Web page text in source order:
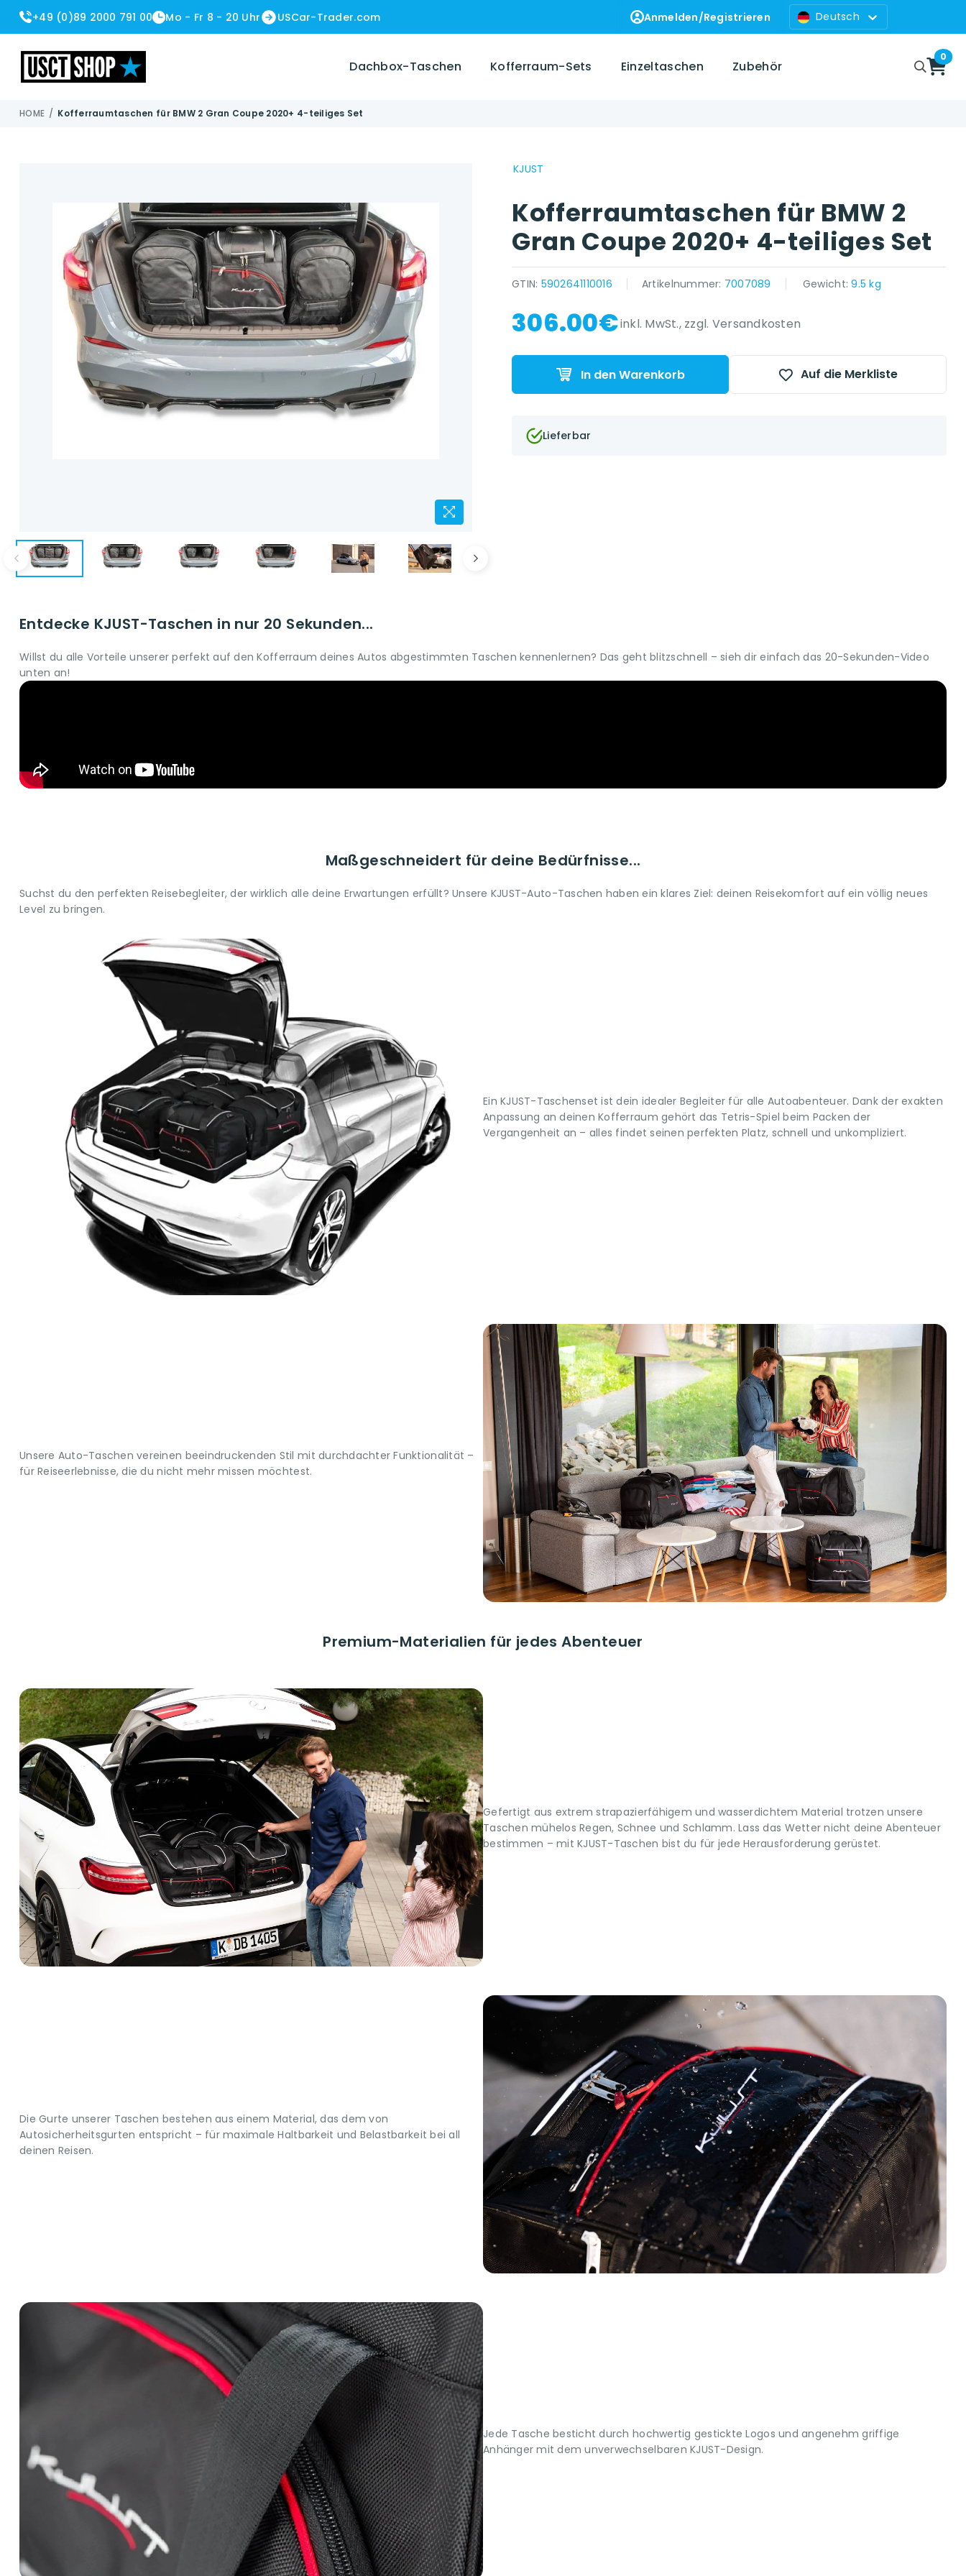
+49 (0)89 2000 791 00 Mo - Fr 8 - 20 Uhr USCar-Trader.com Anmelden/Registrieren Deutsch
Dachbox-Taschen Kofferraum-Sets Einzeltaschen Zubehör
0
HOME / Kofferraumtaschen für BMW 2 Gran Coupe 2020+ 4-teiliges Set
KJUST
Kofferraumtaschen für BMW 2
Gran Coupe 2020+ 4-teiliges Set
GTIN: 5902641110016 Artikelnummer: 7007089 Gewicht:9.5 kg
{{ name }} auf {{ platform }}
306.00€inkl. MwSt., zzgl. Versandkosten
In den Warenkorb Auf die Merkliste
Lieferbar
Entdecke KJUST-Taschen in nur 20 Sekunden...
Willst du alle Vorteile unserer perfekt auf den Kofferraum deines Autos abgestimmten Taschen kennenlernen? Das geht blitzschnell – sieh dir einfach das 20-Sekunden-Video
unten an!
Maßgeschneidert für deine Bedürfnisse...
Suchst du den perfekten Reisebegleiter, der wirklich alle deine Erwartungen erfüllt? Unsere KJUST-Auto-Taschen haben ein klares Ziel: deinen Reisekomfort auf ein völlig neues
Level zu bringen.
Ein KJUST-Taschenset ist dein idealer Begleiter für alle Autoabenteuer. Dank der exakten
Anpassung an deinen Kofferraum gehört das Tetris-Spiel beim Packen der
Vergangenheit an – alles findet seinen perfekten Platz, schnell und unkompliziert.
Unsere Auto-Taschen vereinen beeindruckenden Stil mit durchdachter Funktionalität –
für Reiseerlebnisse, die du nicht mehr missen möchtest.
Premium-Materialien für jedes Abenteuer
Gefertigt aus extrem strapazierfähigem und wasserdichtem Material trotzen unsere
Taschen mühelos Regen, Schnee und Schlamm. Lass das Wetter nicht deine Abenteuer
bestimmen – mit KJUST-Taschen bist du für jede Herausforderung gerüstet.
Die Gurte unserer Taschen bestehen aus einem Material, das dem von
Autosicherheitsgurten entspricht – für maximale Haltbarkeit und Belastbarkeit bei all
deinen Reisen.
Jede Tasche besticht durch hochwertig gestickte Logos und angenehm griffige
Anhänger mit dem unverwechselbaren KJUST-Design.